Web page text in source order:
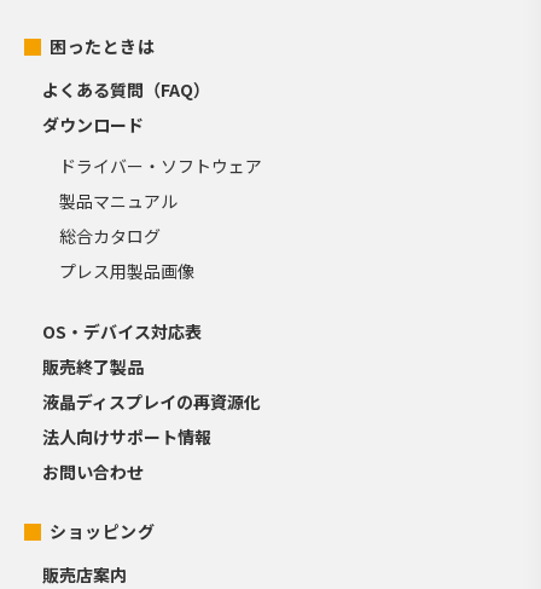
困ったときは
よくある質問（FAQ）
ダウンロード
ドライバー・ソフトウェア
製品マニュアル
総合カタログ
プレス用製品画像
OS・デバイス対応表
販売終了製品
液晶ディスプレイの再資源化
法人向けサポート情報
お問い合わせ
ショッピング
販売店案内